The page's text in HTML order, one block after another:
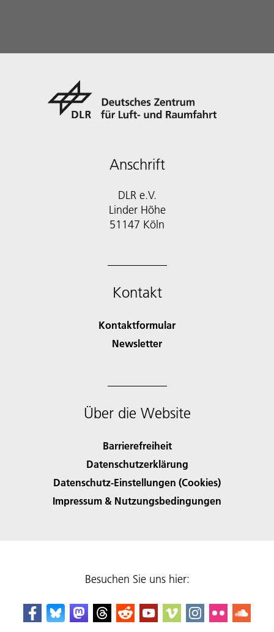
Anschrift
DLR e.V.
Linder Höhe
51147 Köln
Kontakt
Kontaktformular
Newsletter
Über die Website
Barrierefreiheit
Datenschutzerklärung
Datenschutz-Einstellungen (Cookies)
Impressum & Nutzungsbedingungen
Besuchen Sie uns hier: